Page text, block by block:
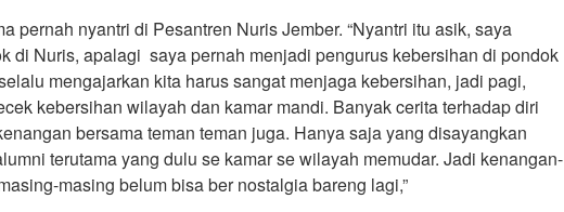
pernah nyantri di Pesantren Nuris Jember. “Nyantri itu asik, saya
di Nuris, apalagi saya pernah menjadi pengurus kebersihan di pondok
mengajarkan kita harus sangat menjaga kebersihan, jadi pagi,
kebersihan wilayah dan kamar mandi. Banyak cerita terhadap diri
bersama teman teman juga. Hanya saja yang disayangkan
terutama yang dulu se kamar se wilayah memudar. Jadi kenangan-
masing belum bisa ber nostalgia bareng lagi,”